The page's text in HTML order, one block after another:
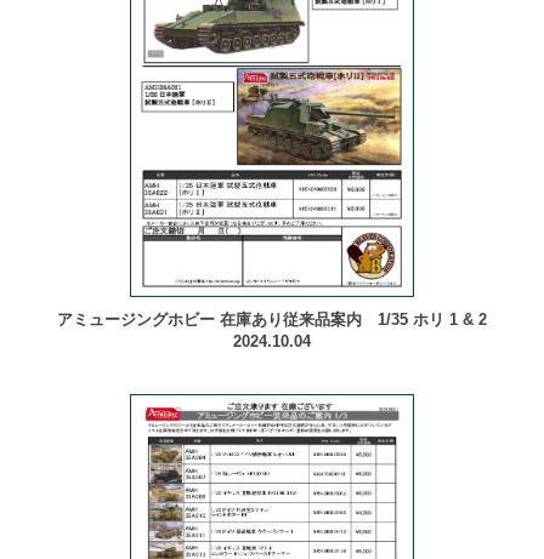
アミュージングホビー 在庫あり従来品案内 1/35 ホリ 1 & 2
2024.10.04